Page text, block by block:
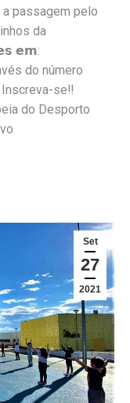
passagem pelo
da
𝗲𝗺:
do número
se‼️
do Desporto
Set
27
2021